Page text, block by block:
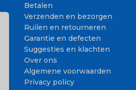
Betalen
Verzenden en bezorgen
Ruilen en retourneren
Garantie en defecten
Suggesties en klachten
Over ons
Algemene voorwaarden
Privacy policy